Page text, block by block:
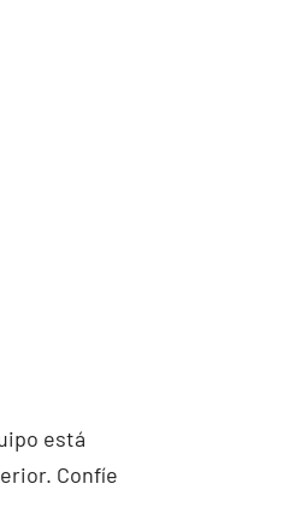
está
Confíe